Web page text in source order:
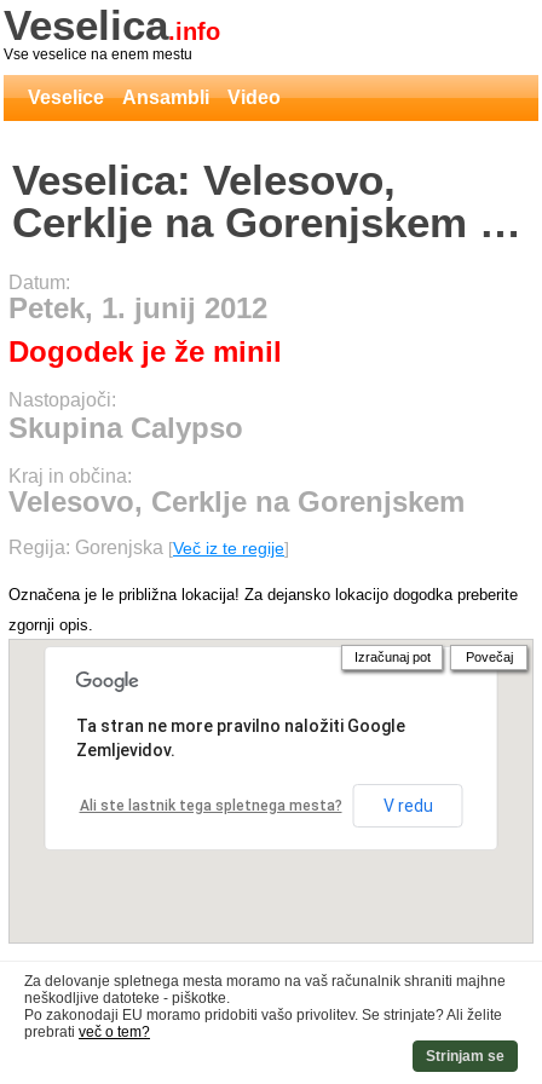
Veselica.info
Vse veselice na enem mestu
Veselice Ansambli Video
Veselica: Velesovo,
Cerklje na Gorenjskem -
Skupina Calypso
Datum:
Petek, 1. junij 2012
Dogodek je že minil
Nastopajoči:
Skupina Calypso
Kraj in občina:
Velesovo, Cerklje na Gorenjskem
Regija: Gorenjska [Več iz te regije]
Označena je le približna lokacija! Za dejansko lokacijo dogodka preberite
zgornji opis.
Ta stran ne more pravilno naložiti Google
Zemljevidov.
Ali ste lastnik tega spletnega mesta? V redu
Izračunaj pot Povečaj
Za delovanje spletnega mesta moramo na vaš računalnik shraniti majhne
neškodljive datoteke - piškotke.
Po zakonodaji EU moramo pridobiti vašo privolitev. Se strinjate? Ali želite
prebrati več o tem?
Strinjam se